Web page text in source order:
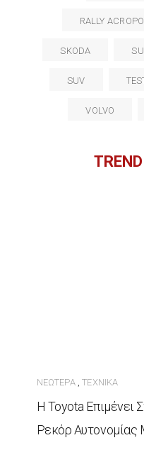
RALLY
SKODA
SUV
VOLVO
ΝΕΏΤΕΡΑ,ΤΕΧΝΙΚΆ
Η Toyota Επιμένει
Ρεκόρ Αυτονομίας